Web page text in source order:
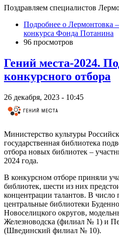
Поздравляем специалистов
Подробнее о Лермонтовка
конкурса Фонда Потанина
96 просмотров
Гений места-2024.
конкурсного отбора
26 декабря, 2023 - 10:45
Министерство культуры
государственная библиотека
отбора новых библиотек –
2024 года.
В конкурсном отборе приняли
библиотек, шести из них
концентрации талантов. В число
центральные библиотеки
Новоселицкого округов,
Железноводска (филиал № 1) и
(Швединский филиал № 10).